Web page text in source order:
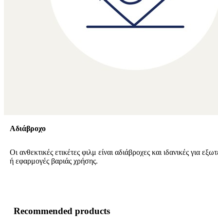
Αδιάβροχο
Οι ανθεκτικές ετικέτες φιλμ είναι αδιάβροχες και ιδανικές για
ή εφαρμογές βαριάς χρήσης.
Recommended products